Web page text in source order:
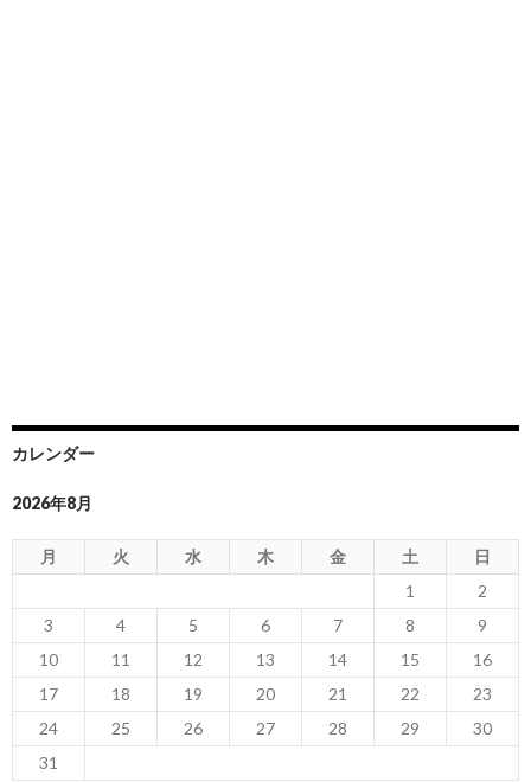
カレンダー
2026年8月
月 火 水 木 金 土
日
1
2
3
4 5 6 7 8
9
10
11 12 13 14 15
16
17
18 19 20 21 22
23
24
25 26 27 28 29
30
31